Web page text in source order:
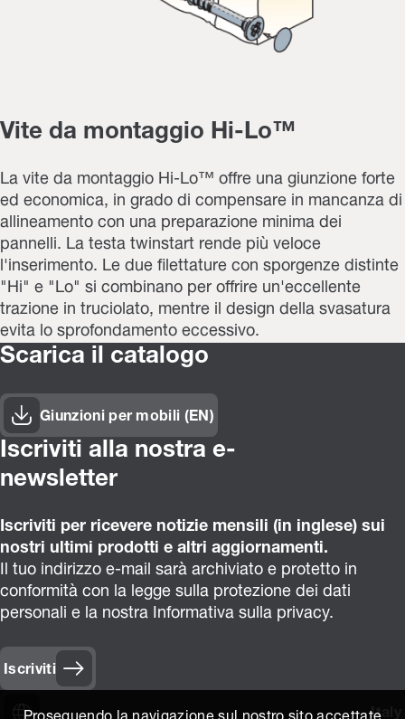
Vite da montaggio Hi-Lo™
La vite da montaggio Hi-Lo™ offre una giunzione forte
ed economica, in grado di compensare in mancanza di
allineamento con una preparazione minima dei
pannelli. La testa twinstart rende più veloce
l'inserimento. Le due filettature con sporgenze distinte
"Hi" e "Lo" si combinano per offrire un'eccellente
trazione in truciolato, mentre il design della svasatura
evita lo sprofondamento eccessivo.
Scarica il catalogo
Giunzioni per mobili (EN)
Iscriviti alla nostra e-
newsletter
Iscriviti per ricevere notizie mensili (in inglese) sui
nostri ultimi prodotti e altri aggiornamenti.
Il tuo indirizzo e-mail sarà archiviato e protetto in
conformità con la legge sulla protezione dei dati
personali e la nostra Informativa sulla privacy.
Iscriviti
Italy